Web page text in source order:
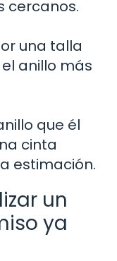
cercanos.
una talla
anillo más
que él
cinta
estimación.
un
ya